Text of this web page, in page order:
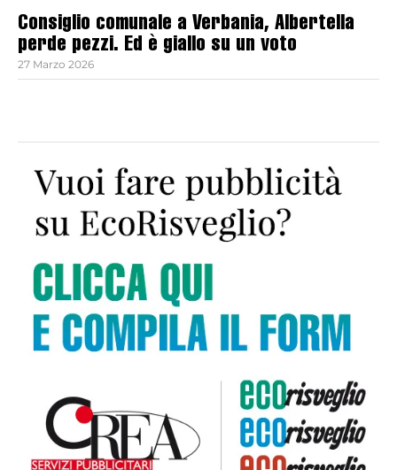
Consiglio comunale a Verbania, Albertella
perde pezzi. Ed è giallo su un voto
27 Marzo 2026